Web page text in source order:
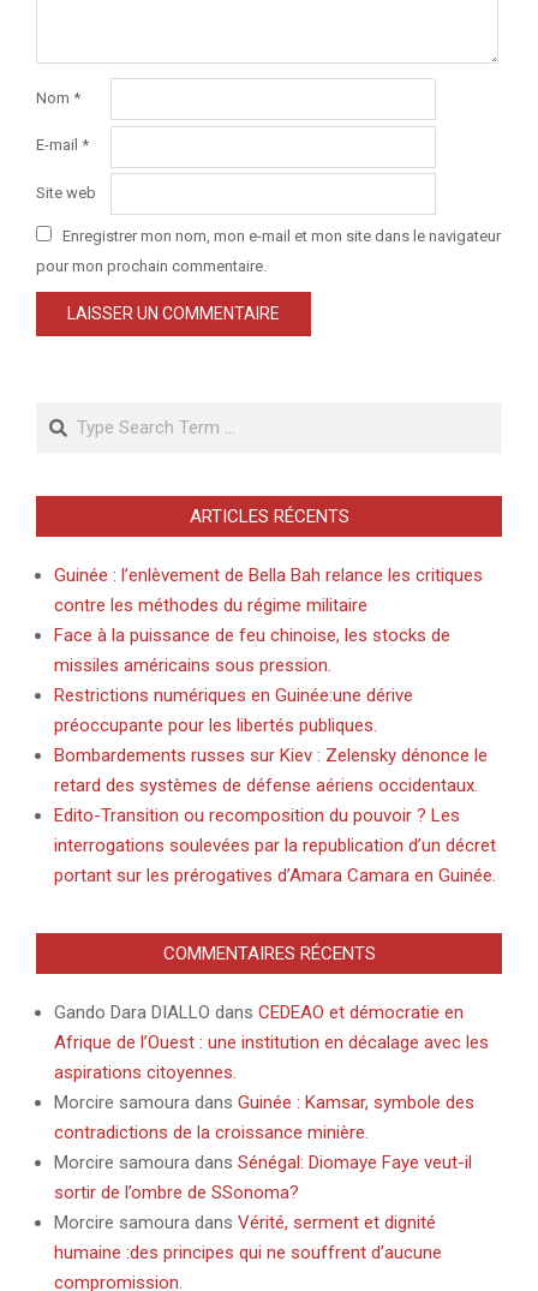
Nom *
E-mail *
Site web
Enregistrer mon nom, mon e-mail et mon site dans le navigateur
pour mon prochain commentaire.
Search
ARTICLES RÉCENTS
Guinée : l’enlèvement de Bella Bah relance les critiques
contre les méthodes du régime militaire
Face à la puissance de feu chinoise, les stocks de
missiles américains sous pression.
Restrictions numériques en Guinée:une dérive
préoccupante pour les libertés publiques.
Bombardements russes sur Kiev : Zelensky dénonce le
retard des systèmes de défense aériens occidentaux.
Edito-Transition ou recomposition du pouvoir ? Les
interrogations soulevées par la republication d’un décret
portant sur les prérogatives d’Amara Camara en Guinée.
COMMENTAIRES RÉCENTS
Gando Dara DIALLO dans CEDEAO et démocratie en
Afrique de l’Ouest : une institution en décalage avec les
aspirations citoyennes.
Morcire samoura dans Guinée : Kamsar, symbole des
contradictions de la croissance minière.
Morcire samoura dans Sénégal: Diomaye Faye veut-il
sortir de l’ombre de SSonoma?
Morcire samoura dans Vérité, serment et dignité
humaine :des principes qui ne souffrent d’aucune
compromission.